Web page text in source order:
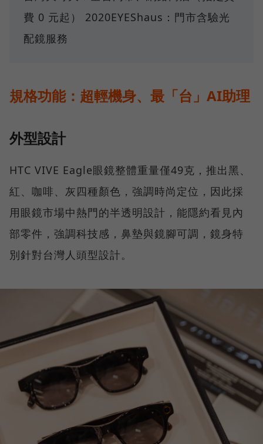
費 0 元起） 2020EYEShaus：門市含驗光
配鏡服務
規格功能：超輕機身、最「台」AI助理
外型設計
HTC VIVE Eagle眼鏡整體重量僅49克，推出黑、
紅、咖啡、灰四種顏色，強調時尚定位，因此採
用眼鏡市場中熱門的半透明設計，能隱約看見內
部零件，強調科技感，鼻墊與鏡腳可調，鏡身特
別針對台灣人頭型設計。